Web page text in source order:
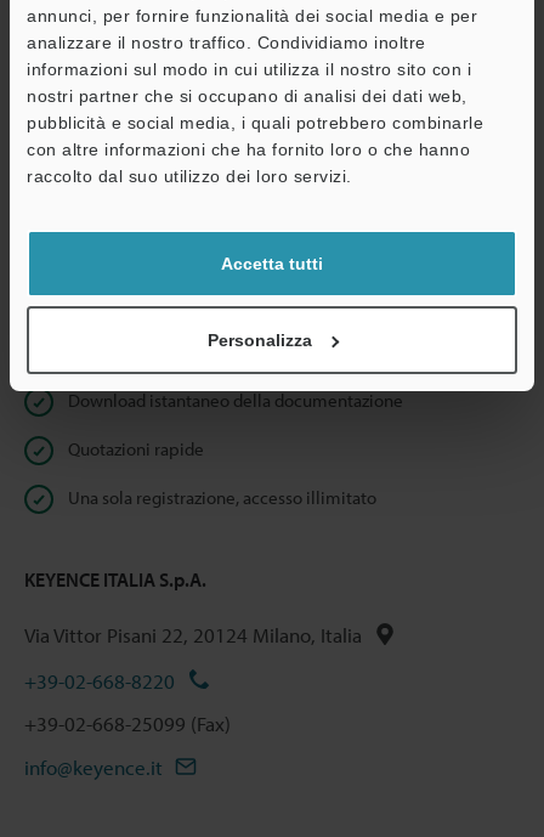
annunci, per fornire funzionalità dei social media e per
analizzare il nostro traffico. Condividiamo inoltre
informazioni sul modo in cui utilizza il nostro sito con i
nostri partner che si occupano di analisi dei dati web,
pubblicità e social media, i quali potrebbero combinarle
con altre informazioni che ha fornito loro o che hanno
raccolto dal suo utilizzo dei loro servizi.
Accetta tutti
Personalizza
Continua
mai condivise.
Dichiarazione sulla privacy
Download istantaneo della documentazione
Quotazioni rapide
Una sola registrazione, accesso illimitato
KEYENCE ITALIA S.p.A.
Via Vittor Pisani 22, 20124 Milano, Italia
+39-02-668-8220
+39-02-668-25099 (Fax)
info@keyence.it